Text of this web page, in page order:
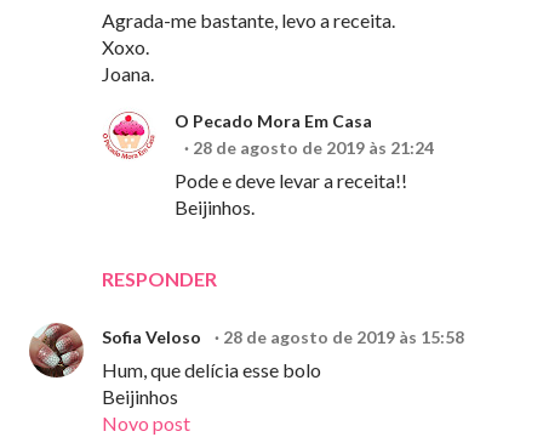
Agrada-me bastante, levo a receita.
Xoxo.
Joana.
RESPONDER
O Pecado Mora Em Casa
28 de agosto de 2019 às 21:24
Pode e deve levar a receita!!
Beijinhos.
Sofia Veloso 28 de agosto de 2019 às 15:58
Hum, que delícia esse bolo
Beijinhos
Novo post